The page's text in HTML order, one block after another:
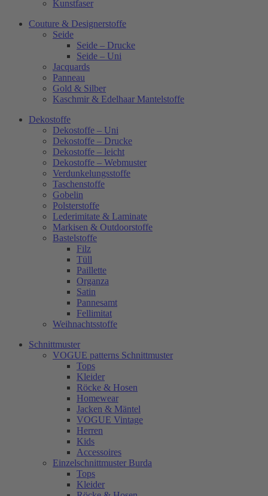
Kunstfaser
Couture & Designerstoffe
Seide
Seide – Drucke
Seide – Uni
Jacquards
Panneau
Gold & Silber
Kaschmir & Edelhaar Mantelstoffe
Dekostoffe
Dekostoffe – Uni
Dekostoffe – Drucke
Dekostoffe – leicht
Dekostoffe – Webmuster
Verdunkelungsstoffe
Taschenstoffe
Gobelin
Polsterstoffe
Lederimitate & Laminate
Markisen & Outdoorstoffe
Bastelstoffe
Filz
Tüll
Paillette
Organza
Satin
Pannesamt
Fellimitat
Weihnachtsstoffe
Schnittmuster
VOGUE patterns Schnittmuster
Tops
Kleider
Röcke & Hosen
Homewear
Jacken & Mäntel
VOGUE Vintage
Herren
Kids
Accessoires
Einzelschnittmuster Burda
Tops
Kleider